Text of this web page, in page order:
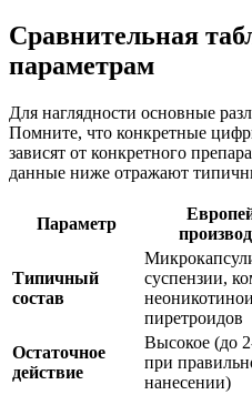
Сравнительная
параметрам
Для наглядности основные
Помните, что конкретные
зависят от конкретного
данные ниже отражают
Параметр
Типичный
состав
суспензии,
пиретроидов
Остаточное
действие
Высокое (до
при
нанесении)